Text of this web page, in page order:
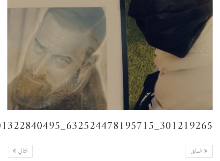
301219265_632524478195715_1176013901322840495_n
التالي السابق